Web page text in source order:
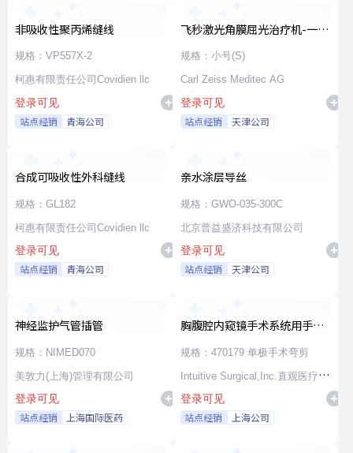
非吸收性聚丙烯缝线
规格：VP557X-2
柯惠有限责任公司Covidien llc
登录可见
站点经销 青海公司
飞秒激光角膜屈光治疗机-一次
性使用无菌治疗包
规格：小号(S)
Carl Zeiss Meditec AG
登录可见
站点经销 天津公司
合成可吸收性外科缝线
规格：GL182
柯惠有限责任公司Covidien llc
登录可见
站点经销 青海公司
亲水涂层导丝
规格：GWO-035-300C
北京普益盛济科技有限公司
登录可见
站点经销 天津公司
神经监护气管插管
规格：NIMED070
美敦力(上海)管理有限公司
登录可见
站点经销 上海国际医药
胸腹腔内窥镜手术系统用手术
器械
规格：470179 单极手术弯剪
Intuitive Surgical,Inc.直观医疗公
司
登录可见
站点经销 上海公司